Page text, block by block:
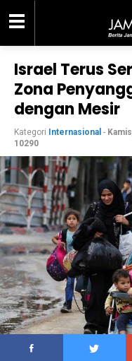
Israel Terus
Zona
dengan Mesir
Kategori Internasional -
10290